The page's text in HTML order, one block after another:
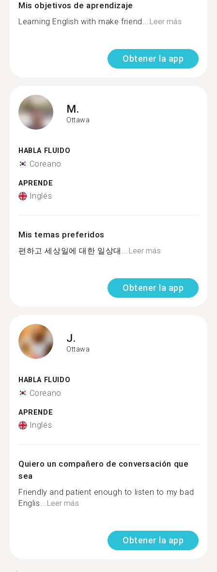
Mis objetivos de aprendizaje
Learning English with make friend...Leer más
Obtener la app
M.
Ottawa
HABLA FLUIDO
Coreano
APRENDE
Inglés
Mis temas preferidos
편하고 세상일에 대한 일상대...Leer más
Obtener la app
J.
Ottawa
HABLA FLUIDO
Coreano
APRENDE
Inglés
Quiero un compañero de conversación que
sea
Friendly and patient enough to listen to my bad
Englis...Leer más
Obtener la app